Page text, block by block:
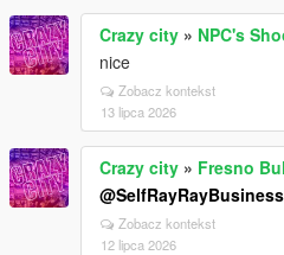
Crazy city » NPC's
nice
Zobacz kontekst
13 lipca 2026
Crazy city » Fresno
@SelfRayRayBusiness
Zobacz kontekst
12 lipca 2026